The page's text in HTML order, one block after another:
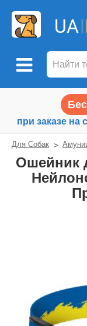
UA
при заказе на
Для Собак
Ошейник